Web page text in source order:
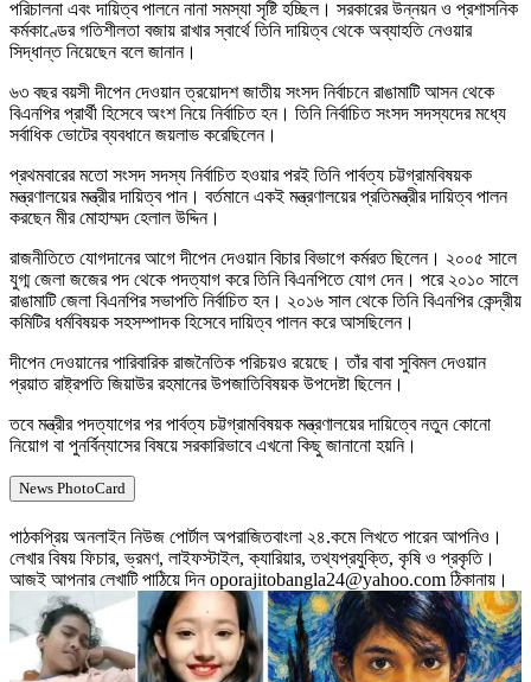
পরিচালনা এবং দায়িত্ব পালনে নানা সমস্যা সৃষ্টি হচ্ছিল। সরকারের উন্নয়ন ও প্রশাসনিক
কর্মকাণ্ডের গতিশীলতা বজায় রাখার স্বার্থে তিনি দায়িত্ব থেকে অব্যাহতি নেওয়ার
সিদ্ধান্ত নিয়েছেন বলে জানান।
৬৩ বছর বয়সী দীপেন দেওয়ান ত্রয়োদশ জাতীয় সংসদ নির্বাচনে রাঙামাটি আসন থেকে
বিএনপির প্রার্থী হিসেবে অংশ নিয়ে নির্বাচিত হন। তিনি নির্বাচিত সংসদ সদস্যদের মধ্যে
সর্বাধিক ভোটের ব্যবধানে জয়লাভ করেছিলেন।
প্রথমবারের মতো সংসদ সদস্য নির্বাচিত হওয়ার পরই তিনি পার্বত্য চট্টগ্রামবিষয়ক
মন্ত্রণালয়ের মন্ত্রীর দায়িত্ব পান। বর্তমানে একই মন্ত্রণালয়ের প্রতিমন্ত্রীর দায়িত্ব পালন
করছেন মীর মোহাম্মদ হেলাল উদ্দিন।
রাজনীতিতে যোগদানের আগে দীপেন দেওয়ান বিচার বিভাগে কর্মরত ছিলেন। ২০০৫ সালে
যুগ্ম জেলা জজের পদ থেকে পদত্যাগ করে তিনি বিএনপিতে যোগ দেন। পরে ২০১০ সালে
রাঙামাটি জেলা বিএনপির সভাপতি নির্বাচিত হন। ২০১৬ সাল থেকে তিনি বিএনপির কেন্দ্রীয়
কমিটির ধর্মবিষয়ক সহসম্পাদক হিসেবে দায়িত্ব পালন করে আসছিলেন।
দীপেন দেওয়ানের পারিবারিক রাজনৈতিক পরিচয়ও রয়েছে। তাঁর বাবা সুবিমল দেওয়ান
প্রয়াত রাষ্ট্রপতি জিয়াউর রহমানের উপজাতিবিষয়ক উপদেষ্টা ছিলেন।
তবে মন্ত্রীর পদত্যাগের পর পার্বত্য চট্টগ্রামবিষয়ক মন্ত্রণালয়ের দায়িত্বে নতুন কোনো
নিয়োগ বা পুনর্বিন্যাসের বিষয়ে সরকারিভাবে এখনো কিছু জানানো হয়নি।
News PhotoCard
পাঠকপ্রিয় অনলাইন নিউজ পোর্টাল অপরাজিতবাংলা ২৪.কমে লিখতে পারেন আপনিও।
লেখার বিষয় ফিচার, ভ্রমণ, লাইফস্টাইল, ক্যারিয়ার, তথ্যপ্রযুক্তি, কৃষি ও প্রকৃতি।
আজই আপনার লেখাটি পাঠিয়ে দিন oporajitobangla24@yahoo.com ঠিকানায়।